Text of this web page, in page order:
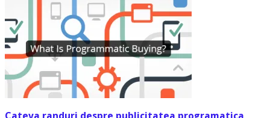
Cateva randuri despre publicitatea programatica